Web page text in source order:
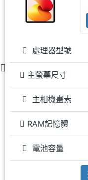
處理器型號
主螢幕尺寸
主相機畫素
RAM記憶體
電池容量